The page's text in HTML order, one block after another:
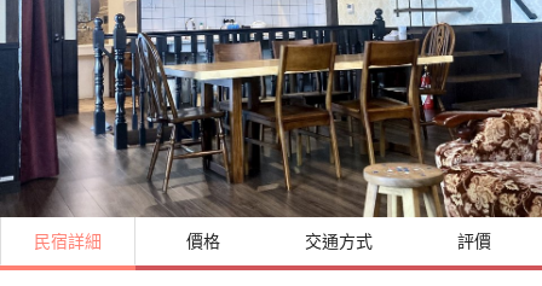
民宿詳細 價格 交通方式 評價